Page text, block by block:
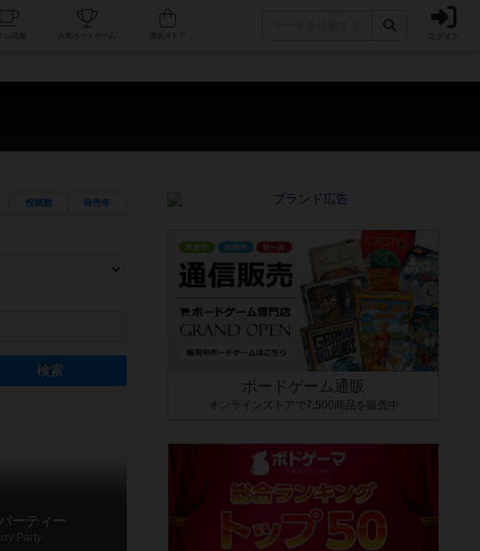
人気ボードゲーム ログイン
投稿数 発売年
ることができます。マニュアルを読む時間や参加者へのルール説明時間は含まれていないため、初めて
テムを理解できるよう、中世ファンタジー・クッキング・海賊同士の対決など、ゲームコンセプトを絞
テムです。主にボードゲームに慣れている方向けの絞込機能です。例えば「ダイスロール」はランダ
ーティー
Party
ボードゲーム通販
オンラインストアで7,500商品を販売中